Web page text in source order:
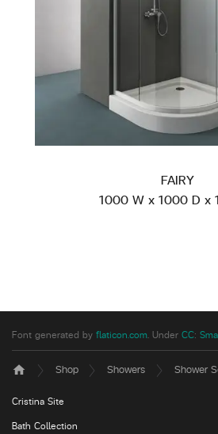
FAIRY
1000 W x 1000 D x
Font generated by flaticon.com. Under CC:
home Shop Showers Shower
Cristina Site
Bath Collection